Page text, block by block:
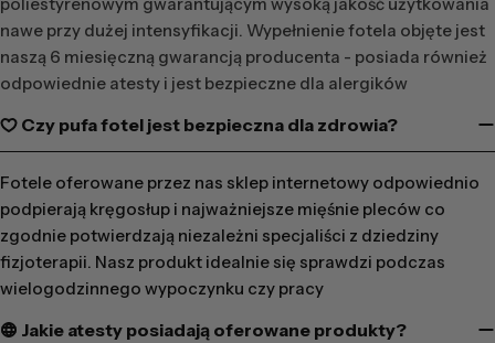
nawe przy dużej intensyfikacji. Wypełnienie fotela objęte jest
naszą 6 miesięczną gwarancją producenta - posiada również
odpowiednie atesty i jest bezpieczne dla alergików
Czy pufa fotel jest bezpieczna dla zdrowia?
Fotele oferowane przez nas sklep internetowy odpowiednio
podpierają kręgosłup i najważniejsze mięśnie pleców co
zgodnie potwierdzają niezależni specjaliści z dziedziny
fizjoterapii. Nasz produkt idealnie się sprawdzi podczas
wielogodzinnego wypoczynku czy pracy
Jakie atesty posiadają oferowane produkty?